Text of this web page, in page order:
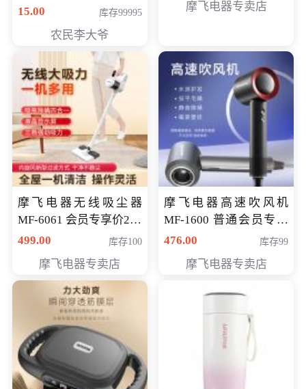
15.00
库存99995
农民李大爷
摩飞电器专卖店
摩飞电器无线吸尘器
MF-6061 会员专享价299
元
499.00 库存100
摩飞电器专卖店
摩飞电器高速吹风机
MF-1600 普通会员专享
价298元
476.00 库存99
摩飞电器专卖店